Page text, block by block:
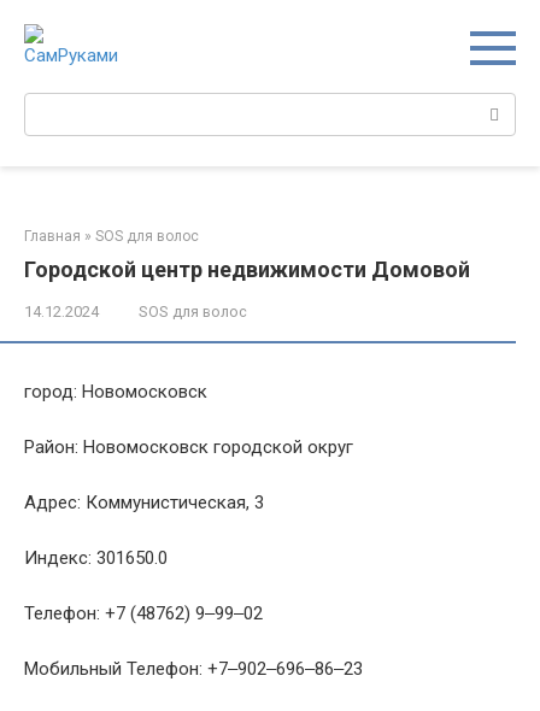
контенту
Главная » SOS для волос
Городской центр недвижимости Домовой
14.12.2024 SOS для волос
город: Новомосковск
Район: Новомосковск городской округ
Адрес: Коммунистическая, 3
Индекс: 301650.0
Телефон: +7 (48762) 9‒99‒02
Мобильный Телефон: +7‒902‒696‒86‒23